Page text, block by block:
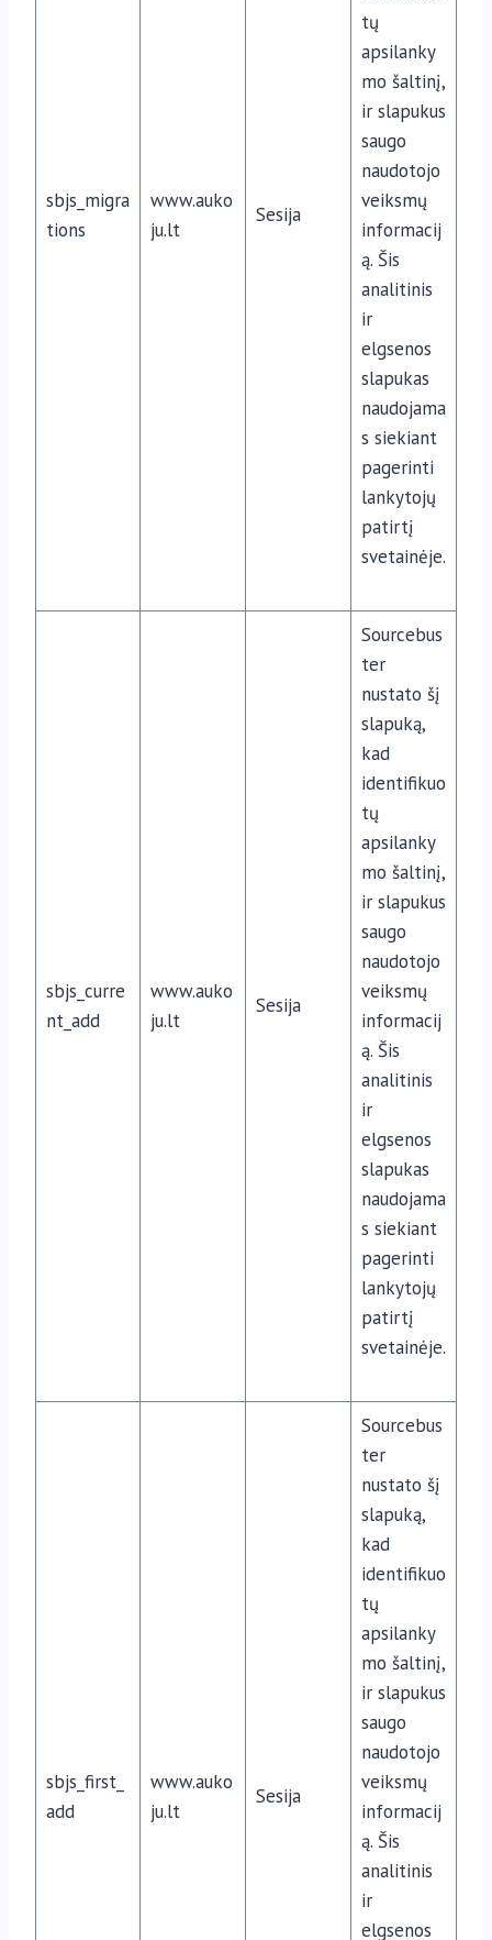
sbjs_migra
tions
www.auko
ju.lt
Sesija
tų
apsilanky
mo šaltinį,
ir slapukus
saugo
naudotojo
veiksmų
informacij
ą. Šis
analitinis
ir
elgsenos
slapukas
naudojama
s siekiant
pagerinti
lankytojų
patirtį
svetainėje.
sbjs_curre
nt_add
www.auko
ju.lt
Sesija
Sourcebus
ter
nustato šį
slapuką,
kad
identifikuo
tų
apsilanky
mo šaltinį,
ir slapukus
saugo
naudotojo
veiksmų
informacij
ą. Šis
analitinis
ir
elgsenos
slapukas
naudojama
s siekiant
pagerinti
lankytojų
patirtį
svetainėje.
sbjs_first_
add
www.auko
ju.lt
Sesija
Sourcebus
ter
nustato šį
slapuką,
kad
identifikuo
tų
apsilanky
mo šaltinį,
ir slapukus
saugo
naudotojo
veiksmų
informacij
ą. Šis
analitinis
ir
elgsenos